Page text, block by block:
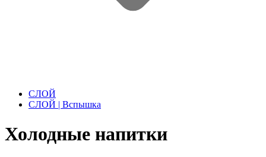
СЛОЙ
СЛОЙ | Вспышка
Холодные напитки